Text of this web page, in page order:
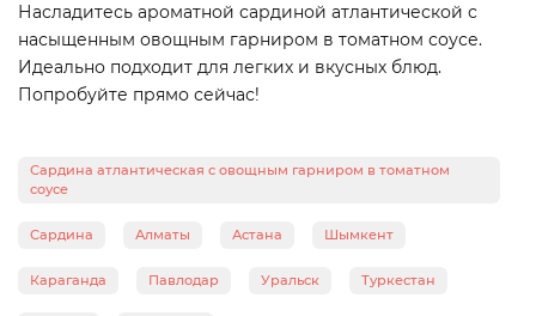
Насладитесь ароматной сардиной атлантической с
насыщенным овощным гарниром в томатном соусе.
Идеально подходит для легких и вкусных блюд.
Попробуйте прямо сейчас!
Сардина атлантическая с овощным гарниром в томатном
соусе
Сардина Алматы Астана Шымкент
Караганда Павлодар Уральск Туркестан